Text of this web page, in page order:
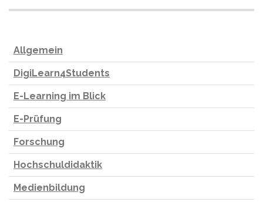
Allgemein
DigiLearn4Students
E-Learning im Blick
E-Prüfung
Forschung
Hochschuldidaktik
Medienbildung